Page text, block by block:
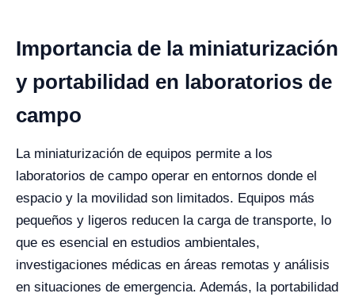
Importancia de la miniaturización
y portabilidad en laboratorios de
campo
La miniaturización de equipos permite a los
laboratorios de campo operar en entornos donde el
espacio y la movilidad son limitados. Equipos más
pequeños y ligeros reducen la carga de transporte, lo
que es esencial en estudios ambientales,
investigaciones médicas en áreas remotas y análisis
en situaciones de emergencia. Además, la portabilidad